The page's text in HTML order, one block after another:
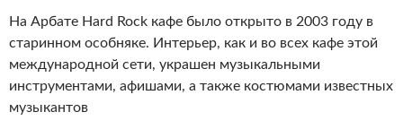
На Арбате Hard Rock кафе было открыто в 2003 году в
старинном особняке. Интерьер, как и во всех кафе этой
международной сети, украшен музыкальными
инструментами, афишами, а также костюмами известных
музыкантов